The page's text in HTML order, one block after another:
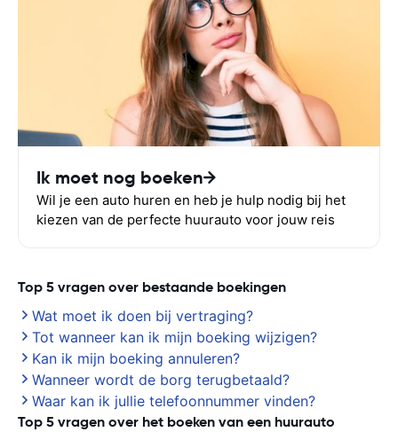
Ik moet nog boeken
Wil je een auto huren en heb je hulp nodig bij het
kiezen van de perfecte huurauto voor jouw reis
Top 5 vragen over bestaande boekingen
Wat moet ik doen bij vertraging?
Tot wanneer kan ik mijn boeking wijzigen?
Kan ik mijn boeking annuleren?
Wanneer wordt de borg terugbetaald?
Waar kan ik jullie telefoonnummer vinden?
Top 5 vragen over het boeken van een huurauto